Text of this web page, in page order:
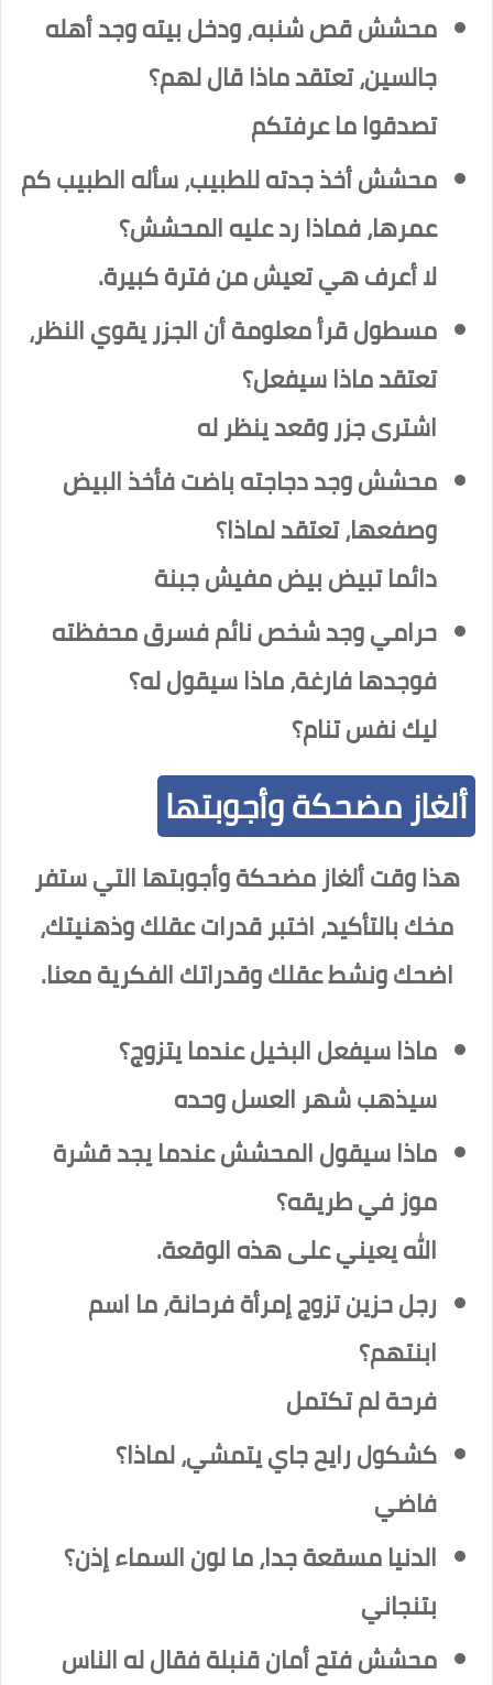
محشش قص شنبه، ودخل بيته وجد أهله
جالسين، تعتقد ماذا قال لهم؟
تصدقوا ما عرفتكم
محشش أخذ جدته للطبيب، سأله الطبيب كم
عمرها، فماذا رد عليه المحشش؟
لا أعرف هي تعيش من فترة كبيرة.
مسطول قرأ معلومة أن الجزر يقوي النظر،
تعتقد ماذا سيفعل؟
اشترى جزر وقعد ينظر له
محشش وجد دجاجته باضت فأخذ البيض
وصفعها، تعتقد لماذا؟
دائما تبيض بيض مفيش جبنة
حرامي وجد شخص نائم فسرق محفظته
فوجدها فارغة، ماذا سيقول له؟
ليك نفس تنام؟
ألغاز مضحكة وأجوبتها
هذا وقت ألغاز مضحكة وأجوبتها التي ستفر
مخك بالتأكيد، اختبر قدرات عقلك وذهنيتك،
اضحك ونشط عقلك وقدراتك الفكرية معنا.
ماذا سيفعل البخيل عندما يتزوج؟
سيذهب شهر العسل وحده
ماذا سيقول المحشش عندما يجد قشرة
موز في طريقه؟
الله يعيني على هذه الوقعة.
رجل حزين تزوج إمرأة فرحانة، ما اسم
ابنتهم؟
فرحة لم تكتمل
كشكول رايح جاي يتمشي، لماذا؟
فاضي
الدنيا مسقعة جدا، ما لون السماء إذن؟
بتنجاني
محشش فتح أمان قنبلة فقال له الناس